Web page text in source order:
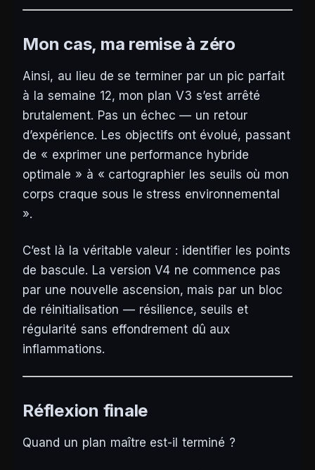
Mon cas, ma remise à zéro
Ainsi, au lieu de se terminer par un pic parfait
à la semaine 12, mon plan V3 s’est arrêté
brutalement. Pas un échec — un retour
d’expérience. Les objectifs ont évolué, passant
de « exprimer une performance hybride
optimale » à « cartographier les seuils où mon
corps craque sous le stress environnemental
».
C’est là la véritable valeur : identifier les points
de bascule. La version V4 ne commence pas
par une nouvelle ascension, mais par un bloc
de réinitialisation — résilience, seuils et
régularité sans effondrement dû aux
inflammations.
Réflexion finale
Quand un plan maître est-il terminé ?